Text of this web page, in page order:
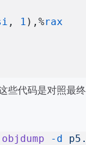
, 1 ),%rax
些代码是对照最
objdump -d